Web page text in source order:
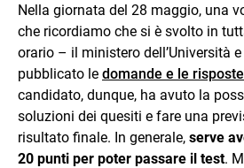
Nella giornata del 28 maggio, una
che ricordiamo che si è svolto in
orario – il ministero dell’Università
pubblicato le domande e le
candidato, dunque, ha avuto la
soluzioni dei quesiti e fare una
risultato finale. In generale, serve
20 punti per poter passare il test.